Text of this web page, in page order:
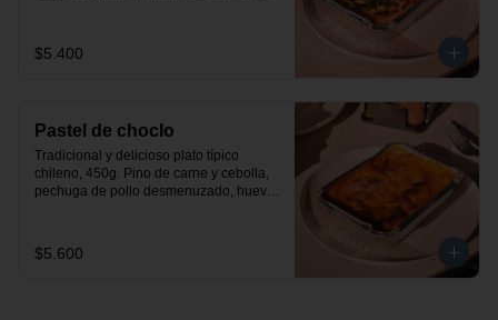
$5.400
Pastel de choclo
Tradicional y delicioso plato típico
chileno, 450g. Pino de carne y cebolla,
pechuga de pollo desmenuzado, huevo,
$5.600